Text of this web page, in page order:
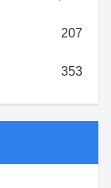
207
353